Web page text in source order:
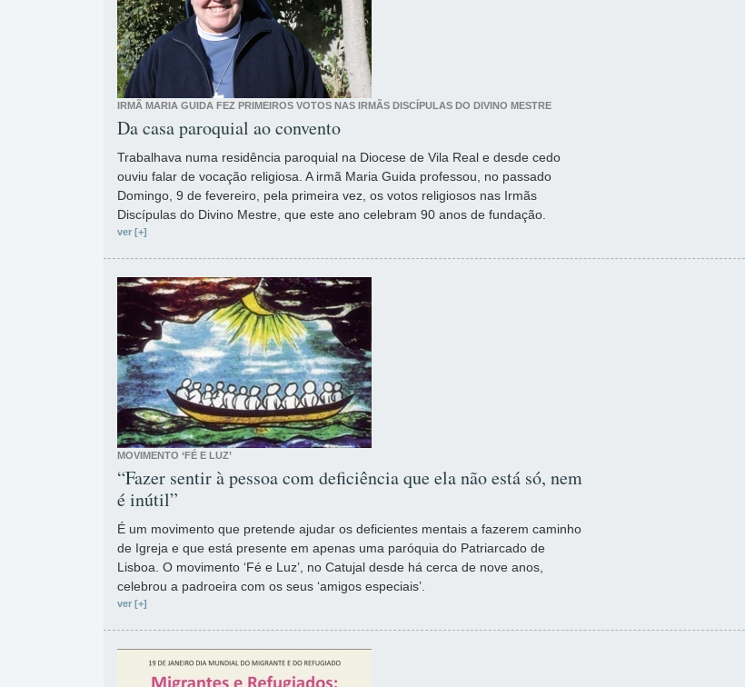
IRMÃ MARIA GUIDA FEZ PRIMEIROS VOTOS NAS IRMÃS DISCÍPULAS DO DIVINO MESTRE
Da casa paroquial ao convento
Trabalhava numa residência paroquial na Diocese de Vila Real e desde cedo
ouviu falar de vocação religiosa. A irmã Maria Guida professou, no passado
Domingo, 9 de fevereiro, pela primeira vez, os votos religiosos nas Irmãs
Discípulas do Divino Mestre, que este ano celebram 90 anos de fundação.
ver [+]
MOVIMENTO ‘FÉ E LUZ’
“Fazer sentir à pessoa com deficiência que ela não está só, nem
é inútil”
É um movimento que pretende ajudar os deficientes mentais a fazerem caminho
de Igreja e que está presente em apenas uma paróquia do Patriarcado de
Lisboa. O movimento ‘Fé e Luz’, no Catujal desde há cerca de nove anos,
celebrou a padroeira com os seus ‘amigos especiais’.
ver [+]